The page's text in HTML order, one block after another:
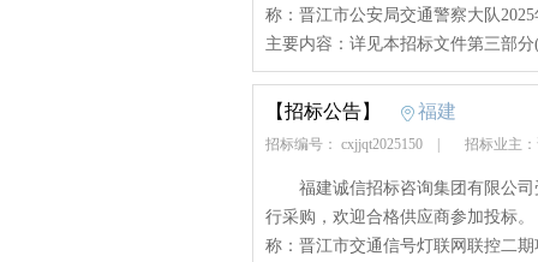
称：晋江市公安局交通警察大队
主要内容：详见本招标文件第三部分
【招标公告】 福建
招标编号： cxjjqt2025150 招标业主
福建诚信招标咨询集团有限公司
行采购，欢迎合格供应商参加投
称：晋江市交通信号灯联网联控